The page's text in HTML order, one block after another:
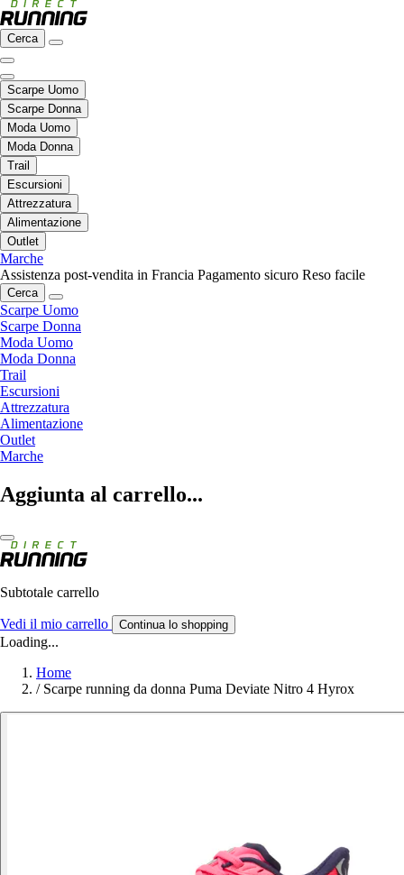
Cerca
Scarpe Uomo
Scarpe Donna
Moda Uomo
Moda Donna
Trail
Escursioni
Attrezzatura
Alimentazione
Outlet
Marche
Assistenza post-vendita in Francia Pagamento sicuro Reso facile
Cerca
Scarpe Uomo
Scarpe Donna
Moda Uomo
Moda Donna
Trail
Escursioni
Attrezzatura
Alimentazione
Outlet
Marche
Aggiunta al carrello...
Subtotale carrello
Vedi il mio carrello Continua lo shopping
Loading...
Home
/ Scarpe running da donna Puma Deviate Nitro 4 Hyrox